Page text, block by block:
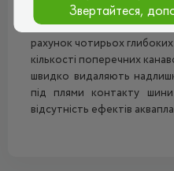
Аквадренаж покришки
рахунок чотирьох глибоких
кількості поперечних
швидко видаляють
під плями контакту
відсутність ефектів
Звертайтеся,